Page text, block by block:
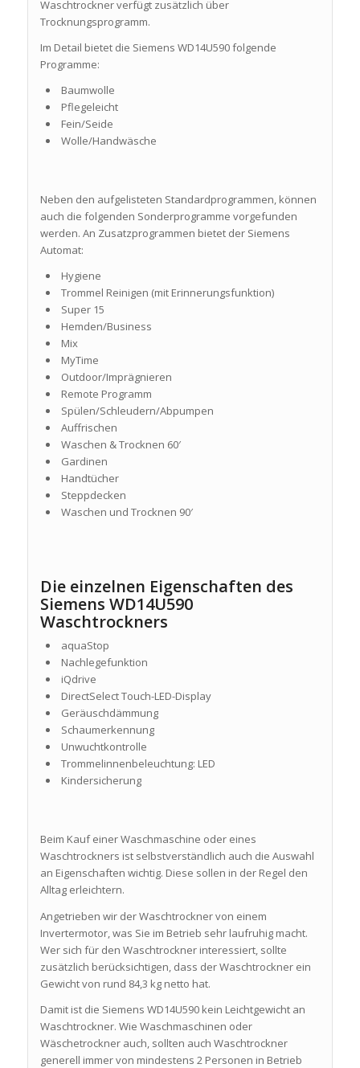
Waschtrockner verfügt zusätzlich über
Trocknungsprogramm.
Im Detail bietet die Siemens WD14U590 folgende
Programme:
Baumwolle
Pflegeleicht
Fein/Seide
Wolle/Handwäsche
Neben den aufgelisteten Standardprogrammen, können
auch die folgenden Sonderprogramme vorgefunden
werden. An Zusatzprogrammen bietet der Siemens
Automat:
Hygiene
Trommel Reinigen (mit Erinnerungsfunktion)
Super 15
Hemden/Business
Mix
MyTime
Outdoor/Imprägnieren
Remote Programm
Spülen/Schleudern/Abpumpen
Auffrischen
Waschen & Trocknen 60′
Gardinen
Handtücher
Steppdecken
Waschen und Trocknen 90′
Die einzelnen Eigenschaften des
Siemens WD14U590
Waschtrockners
aquaStop
Nachlegefunktion
iQdrive
DirectSelect Touch-LED-Display
Geräuschdämmung
Schaumerkennung
Unwuchtkontrolle
Trommelinnenbeleuchtung: LED
Kindersicherung
Beim Kauf einer Waschmaschine oder eines
Waschtrockners ist selbstverständlich auch die Auswahl
an Eigenschaften wichtig. Diese sollen in der Regel den
Alltag erleichtern.
Angetrieben wir der Waschtrockner von einem
Invertermotor, was Sie im Betrieb sehr laufruhig macht.
Wer sich für den Waschtrockner interessiert, sollte
zusätzlich berücksichtigen, dass der Waschtrockner ein
Gewicht von rund 84,3 kg netto hat.
Damit ist die Siemens WD14U590 kein Leichtgewicht an
Waschtrockner. Wie Waschmaschinen oder
Wäschetrockner auch, sollten auch Waschtrockner
generell immer von mindestens 2 Personen in Betrieb